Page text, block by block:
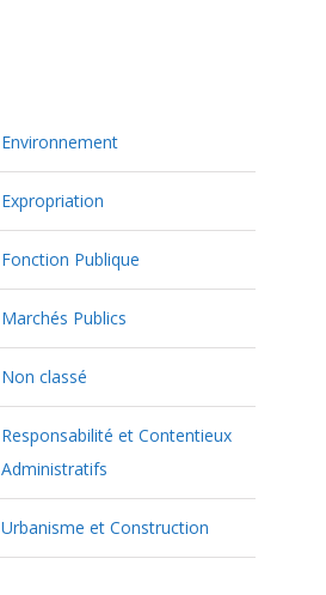
Environnement
Expropriation
Fonction Publique
Marchés Publics
Non classé
Responsabilité et Contentieux
Administratifs
Urbanisme et Construction